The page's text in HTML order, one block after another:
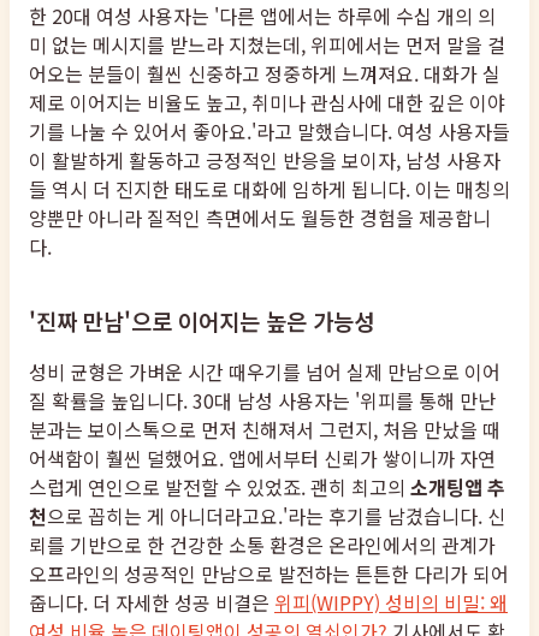
한 20대 여성 사용자는 '다른 앱에서는 하루에 수십 개의 의
미 없는 메시지를 받느라 지쳤는데, 위피에서는 먼저 말을 걸
어오는 분들이 훨씬 신중하고 정중하게 느껴져요. 대화가 실
제로 이어지는 비율도 높고, 취미나 관심사에 대한 깊은 이야
기를 나눌 수 있어서 좋아요.'라고 말했습니다. 여성 사용자들
이 활발하게 활동하고 긍정적인 반응을 보이자, 남성 사용자
들 역시 더 진지한 태도로 대화에 임하게 됩니다. 이는 매칭의
양뿐만 아니라 질적인 측면에서도 월등한 경험을 제공합니
다.
'진짜 만남'으로 이어지는 높은 가능성
성비 균형은 가벼운 시간 때우기를 넘어 실제 만남으로 이어
질 확률을 높입니다. 30대 남성 사용자는 '위피를 통해 만난
분과는 보이스톡으로 먼저 친해져서 그런지, 처음 만났을 때
어색함이 훨씬 덜했어요. 앱에서부터 신뢰가 쌓이니까 자연
스럽게 연인으로 발전할 수 있었죠. 괜히 최고의 소개팅앱 추
천으로 꼽히는 게 아니더라고요.'라는 후기를 남겼습니다. 신
뢰를 기반으로 한 건강한 소통 환경은 온라인에서의 관계가
오프라인의 성공적인 만남으로 발전하는 튼튼한 다리가 되어
줍니다. 더 자세한 성공 비결은 위피(WIPPY) 성비의 비밀: 왜